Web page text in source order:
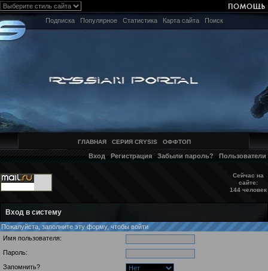
Подписка Популярное Статистика Карта сайта Поиск
ГЛАВНАЯ СЕРИЯ CRYSIS ОФФТОП
Вход Регистрация Забыли пароль? Пользователи
Сейчас на
сайте:
144 человек
Вход в систему
Пожалуйста, заполните эту форму, чтобы войти
Имя пользователя:
Пароль:
Запомнить?